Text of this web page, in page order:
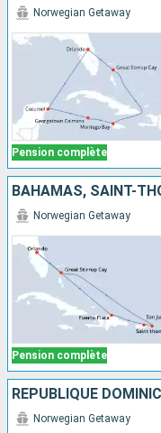
Pension complète
Norwegian Getaway
Pension complète
Norwegian Getaway
Norwegian Getaway